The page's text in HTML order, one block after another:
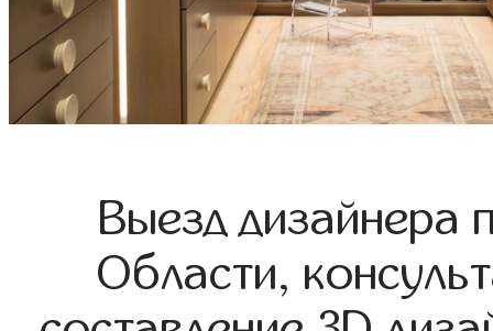
Выезд дизайнера
Области,